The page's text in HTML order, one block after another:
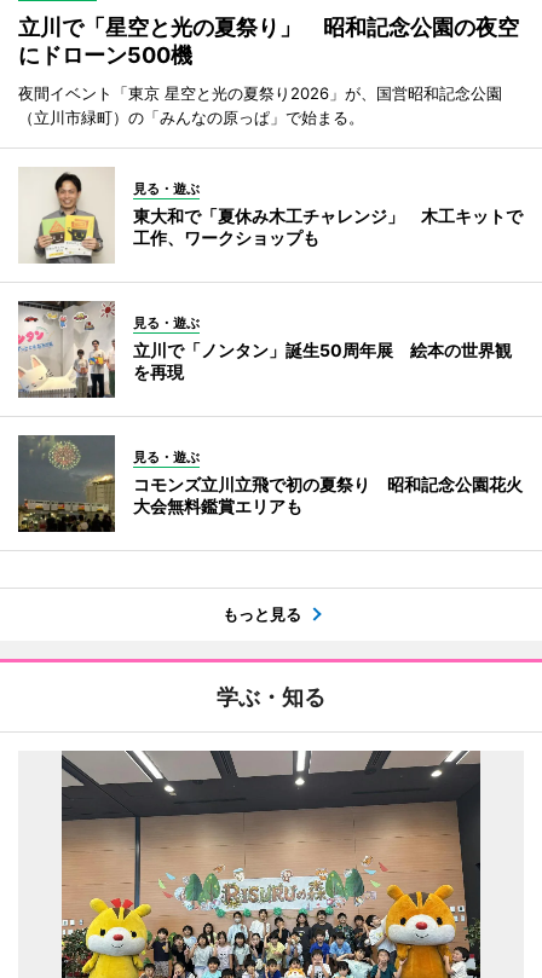
立川で「星空と光の夏祭り」 昭和記念公園の夜空
にドローン500機
夜間イベント「東京 星空と光の夏祭り2026」が、国営昭和記念公園
（立川市緑町）の「みんなの原っぱ」で始まる。
見る・遊ぶ
東大和で「夏休み木工チャレンジ」 木工キットで
工作、ワークショップも
見る・遊ぶ
立川で「ノンタン」誕生50周年展 絵本の世界観
を再現
見る・遊ぶ
コモンズ立川立飛で初の夏祭り 昭和記念公園花火
大会無料鑑賞エリアも
もっと見る
学ぶ・知る